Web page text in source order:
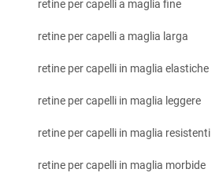
retine per capelli a maglia fine
retine per capelli a maglia larga
retine per capelli in maglia elastiche
retine per capelli in maglia leggere
retine per capelli in maglia resistenti
retine per capelli in maglia morbide